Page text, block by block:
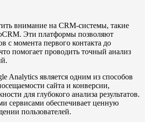
внимание на CRM-системы, такие
Эти платформы позволяют
с момента первого контакта до
помогает проводить точный анализ
Analytics является одним из способов
сайта и конверсии,
для глубокого анализа результатов.
сервисами обеспечивает ценную
пользователей.